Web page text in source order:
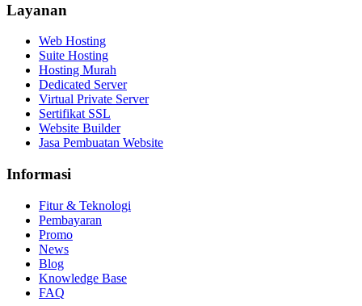
Layanan
Web Hosting
Suite Hosting
Hosting Murah
Dedicated Server
Virtual Private Server
Sertifikat SSL
Website Builder
Jasa Pembuatan Website
Informasi
Fitur & Teknologi
Pembayaran
Promo
News
Blog
Knowledge Base
FAQ